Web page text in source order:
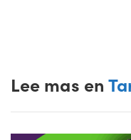
Lee mas en